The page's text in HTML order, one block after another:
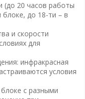
(до 20 часов работы
до 18-ти – в
и скорости
для
инфракрасная
условия
с разными